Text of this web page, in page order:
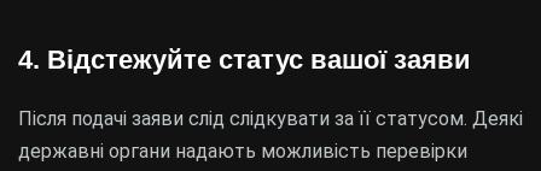
4. Відстежуйте статус вашої заяви
Після подачі заяви слід слідкувати за її статусом. Деякі
державні органи надають можливість перевірки